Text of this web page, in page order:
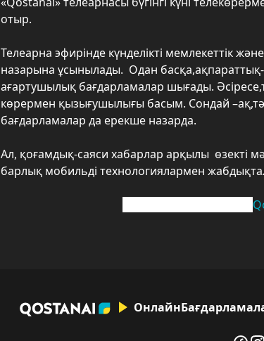
отыр.
Телеарна эфирінде күнделікті мемлекеттік
назарына ұсынылады. Одан
ағартушылық бағдарламалар шығады.
көрермен қызығушылығы басым. Сондай
бағдарламалар да ерекше назарда.
Ал, қоғамдық-саяси хабарлар арқылы өзекті
барлық мобильді технологиялармен
Онлайн